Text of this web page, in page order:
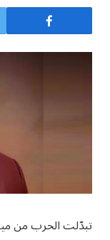
تبدّلت الحرب من